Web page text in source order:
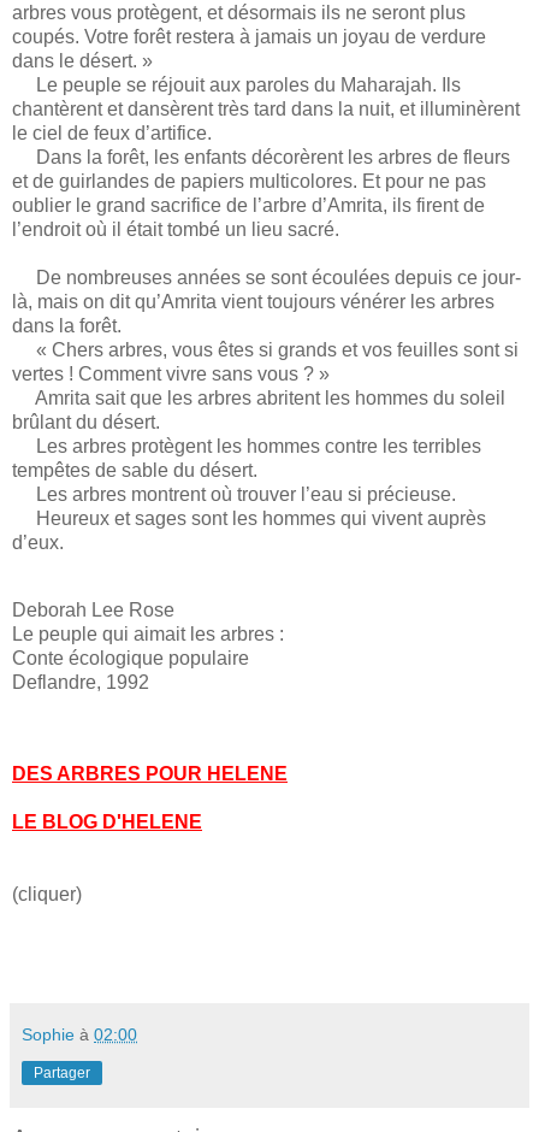
arbres vous protègent, et désormais ils ne seront plus
coupés. Votre forêt restera à jamais un joyau de verdure
dans le désert. »
Le peuple se réjouit aux paroles du Maharajah. Ils
chantèrent et dansèrent très tard dans la nuit, et illuminèrent
le ciel de feux d’artifice.
Dans la forêt, les enfants décorèrent les arbres de fleurs
et de guirlandes de papiers multicolores. Et pour ne pas
oublier le grand sacrifice de l’arbre d’Amrita, ils firent de
l’endroit où il était tombé un lieu sacré.
De nombreuses années se sont écoulées depuis ce jour-
là, mais on dit qu’Amrita vient toujours vénérer les arbres
dans la forêt.
« Chers arbres, vous êtes si grands et vos feuilles sont si
vertes ! Comment vivre sans vous ? »
Amrita sait que les arbres abritent les hommes du soleil
brûlant du désert.
Les arbres protègent les hommes contre les terribles
tempêtes de sable du désert.
Les arbres montrent où trouver l’eau si précieuse.
Heureux et sages sont les hommes qui vivent auprès
d’eux.
Deborah Lee Rose
Le peuple qui aimait les arbres :
Conte écologique populaire
Deflandre, 1992
DES ARBRES POUR HELENE
LE BLOG D'HELENE
(cliquer)
Sophie à 02:00
Partager